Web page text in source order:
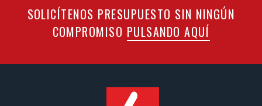
SOLICÍTENOS PRESUPUESTO SIN NINGÚN
COMPROMISO PULSANDO AQUÍ